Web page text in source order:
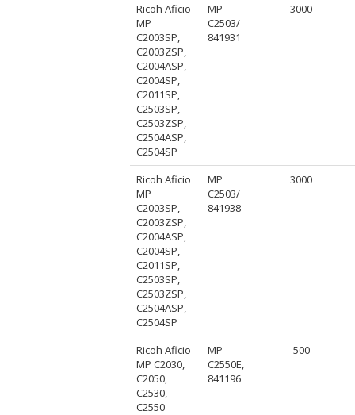
Ricoh Aficio
MP
C2003SP,
C2003ZSP,
C2004ASP,
C2004SP,
C2011SP,
C2503SP,
C2503ZSP,
C2504ASP,
C2504SP
MP
C2503/
841931
3000
Ricoh Aficio
MP
C2003SP,
C2003ZSP,
C2004ASP,
C2004SP,
C2011SP,
C2503SP,
C2503ZSP,
C2504ASP,
C2504SP
MP
C2503/
841938
3000
Ricoh Aficio
MP C2030,
C2050,
C2530,
C2550
MP
C2550E,
841196
500